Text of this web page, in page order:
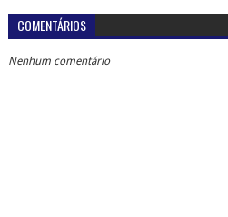
COMENTÁRIOS
Nenhum comentário